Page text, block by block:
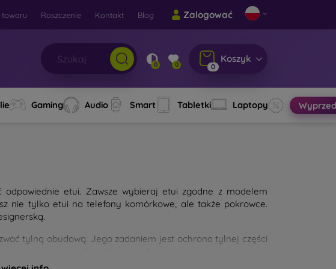
towaru Roszczenie Kontakt Blog Zalogować
0 0 0
Koszyk
Gaming Audio Smart Tabletki Laptopy
etui. Zawsze wybieraj etui zgodne z modelem
nie tylko etui na telefony komórkowe, ale także pokrowce.
tylną obudową. Jego zadaniem jest ochrona tylnej części